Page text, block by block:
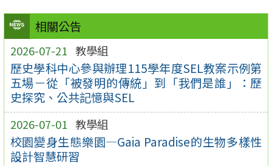
相關公告
2026-07-21 教學組
歷史學科中心參與辦理115學年度SEL教案示例第
五場－從「被發明的傳統」到「我們是誰」：歷
史探究、公共記憶與SEL
2026-07-01 教學組
校園變身生態樂園—Gaia Paradise的生物多樣性
設計智慧研習